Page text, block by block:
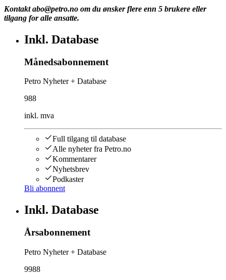
Kontakt abo@petro.no om du ønsker flere enn 5 brukere eller
tilgang for alle ansatte.
Inkl. Database
Månedsabonnement
Petro Nyheter + Database
988
inkl. mva
Full tilgang til database
Alle nyheter fra Petro.no
Kommentarer
Nyhetsbrev
Podkaster
Bli abonnent
Inkl. Database
Årsabonnement
Petro Nyheter + Database
9988